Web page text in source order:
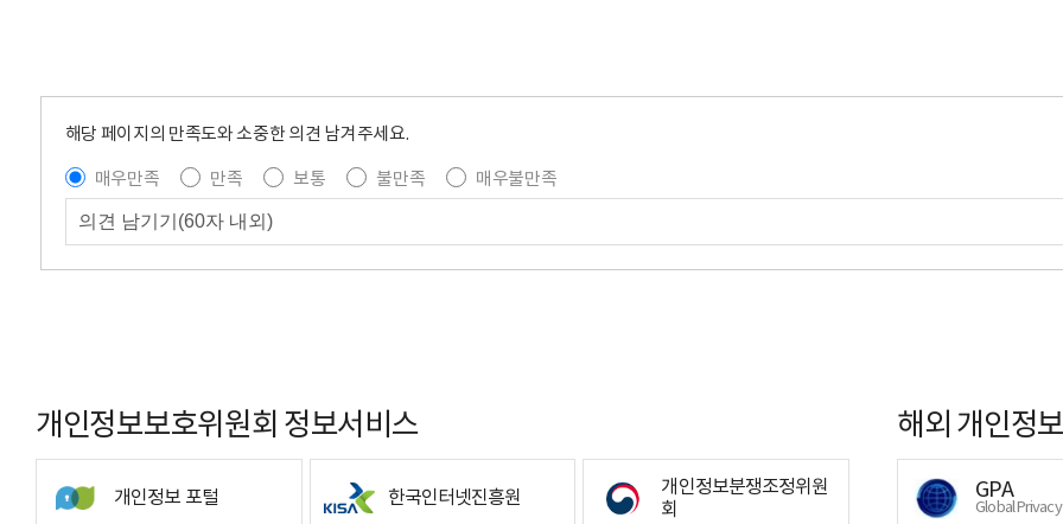
해당 페이지의 만족도와 소중한 의견 남겨주세요.
매우만족
만족 보통 불만족
매우불만족
개인정보보호위원회 정보서비스
개인정보 포털 한국인터넷진흥원
개인정보분쟁조정위원
회
해외 개인정
GPA
Global